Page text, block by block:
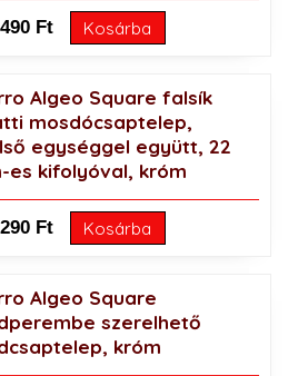
Ft Kosárba
Algeo Square falsík
mosdócsaptelep,
egységgel együtt, 22
es kifolyóval, króm
Ft Kosárba
Algeo Square
szerelhető
króm